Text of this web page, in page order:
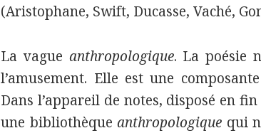
(Aristophane, Swift, Ducasse, Vaché,
La vague anthropologique. La poésie
l’amusement. Elle est une
Dans l’appareil de notes, disposé en
une bibliothèqueanthropologique qui